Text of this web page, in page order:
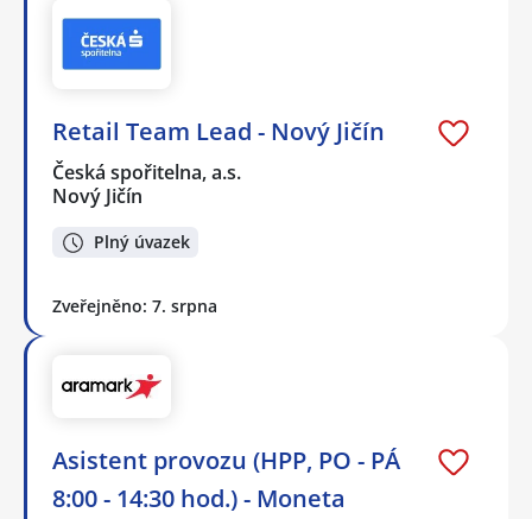
Retail Team Lead - Nový Jičín
Česká spořitelna, a.s.
Nový Jičín
Plný úvazek
Zveřejněno: 7. srpna
Asistent provozu (HPP, PO - PÁ
8:00 - 14:30 hod.) - Moneta